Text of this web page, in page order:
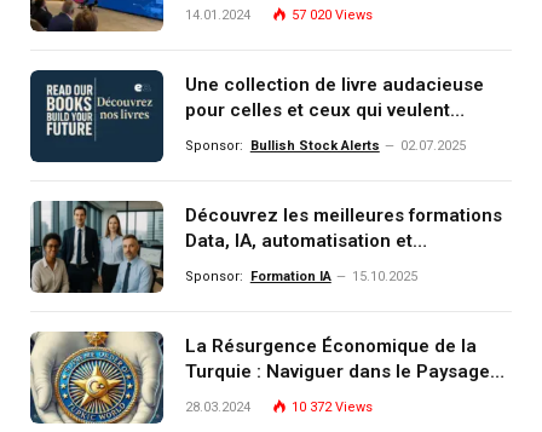
14.01.2024 57 020 Views
Une collection de livre audacieuse
pour celles et ceux qui veulent
comprendre, investir et dominer le
Sponsor: Bullish Stock Alerts 02.07.2025
Découvrez les meilleures formations
Data, IA, automatisation et
investissement (gestion de
Sponsor: Formation IA 15.10.2025
La Résurgence Économique de la
Turquie : Naviguer dans le Paysage
Post-Crise
28.03.2024 10 372Views